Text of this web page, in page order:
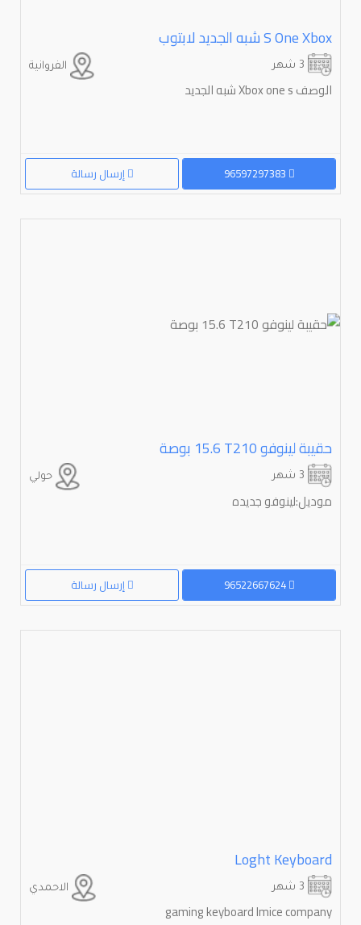
Xbox⁩⁩ ⁦⁦one⁩⁩ ⁦⁦s⁩⁩ شبه الجديد لابتوب
الفروانية
الوصف Xbox one s شبه الجديد
إرسال رسالة
حقيبة لينوفو ⁦⁦T210⁩⁩ ⁦⁦15.6⁩⁩ بوصة
حولي
موديل:لينوفو جديده
إرسال رسالة 96522667624
Loght Keyboard
الاحمدي
gaming keyboard Imice company